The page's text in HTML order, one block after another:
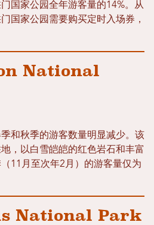
国家公园全年游客量的14%。从
国家公园需要购买定时入场券，
National
和秋季的游客数量明显减少。该
，以白雪皑皑的红色岩石和丰富
11月至次年2月）的游客量仅为
National Park